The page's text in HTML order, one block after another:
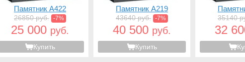
Памятник A422
26850 руб. -7%
25 000 руб.
Купить
Памятник A219
43640 руб. -7%
40 500 руб.
Купить
35140
32